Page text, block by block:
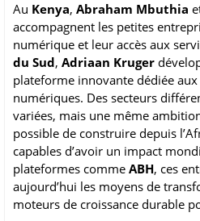
Au Kenya, Abraham Mbuthia
accompagnent les petites
numérique et leur accès aux
du Sud, Adriaan Kruger
plateforme innovante dédiée
numériques. Des secteurs
variées, mais une même
possible de construire depuis
capables d’avoir un impact
plateformes comme ABH, ces
aujourd’hui les moyens de
moteurs de croissance durable